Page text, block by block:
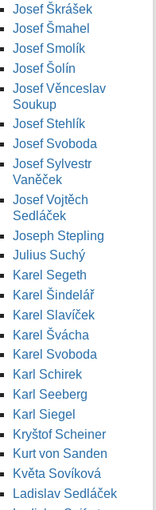
Josef Škrášek
Josef Šmahel
Josef Smolík
Josef Šolín
Josef Věnceslav
Soukup
Josef Stehlík
Josef Svoboda
Josef Sylvestr
Vaněček
Josef Vojtěch
Sedláček
Joseph Stepling
Julius Suchý
Karel Segeth
Karel Šindelář
Karel Slavíček
Karel Švácha
Karel Svoboda
Karl Schirek
Karl Seeberg
Karl Siegel
Kryštof Scheiner
Kurt von Sanden
Květa Sovíková
Ladislav Sedláček